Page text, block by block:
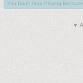
You Don't Stop Playing
▼